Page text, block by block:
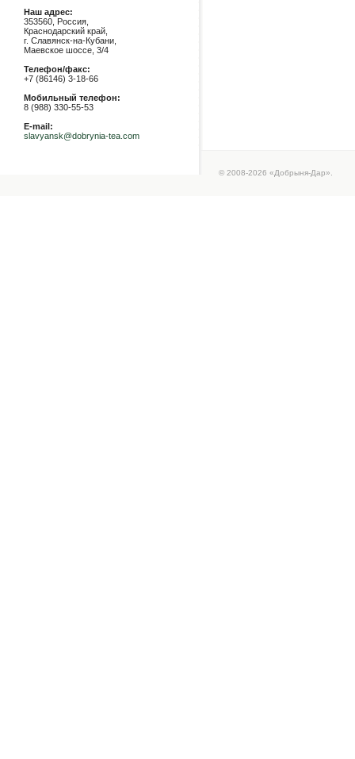
Наш адрес:
353560, Россия,
Краснодарский край,
г. Славянск-на-Кубани,
Маевское шоссе, 3/4
Телефон/факс:
+7 (86146) 3-18-66
Мобильный телефон:
8 (988) 330-55-53
E-mail:
slavyansk@dobrynia-tea.com
© 2008-2026 «Добрыня-Дар».